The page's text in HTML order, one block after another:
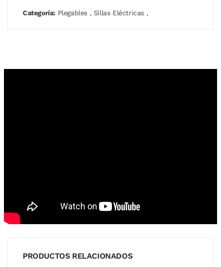
Categoría: Plegables , Sillas Eléctricas ,
PRODUCTOS RELACIONADOS